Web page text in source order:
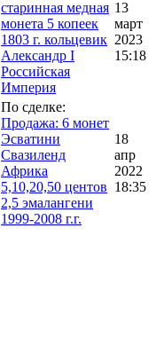
старинная медная
монета 5 копеек
1803 г. кольцевик
Александр I
Российская
Империя
13
март
2023
15:18
По сделке:
Продажа: 6 монет
Эсватини
Свазиленд
Африка
5,10,20,50 центов
2,5 эмалангени
1999-2008 г.г.
18
апр
2022
18:35